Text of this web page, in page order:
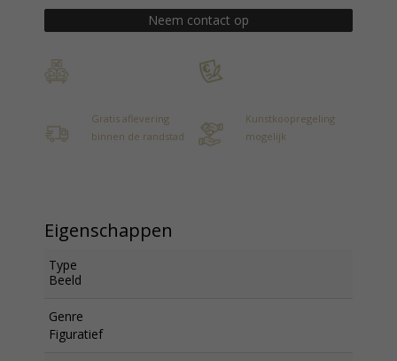
Neem contact op
Gratis aflevering
binnen de randstad
Kunstkoopregeling
mogelijk
Eigenschappen
Type
Beeld
Genre
Figuratief